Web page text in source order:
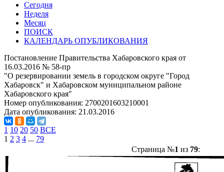
Сегодня
Неделя
Месяц
ПОИСК
КАЛЕНДАРЬ ОПУБЛИКОВАНИЯ
Постановление Правительства Хабаровского края от
16.03.2016 № 58-пр
"О резервировании земель в городском округе "Город
Хабаровск" и Хабаровском муниципальном районе
Хабаровского края"
Номер опубликования: 2700201603210001
Дата опубликования: 21.03.2016
1 10 20 50 ВСЕ
1 2 3 4 ... 79
Страница №1 из 79: